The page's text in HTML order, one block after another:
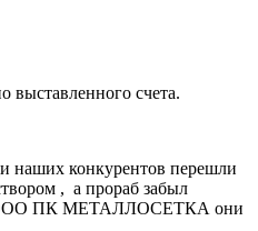
выставленного счета.
наших конкурентов перешли
, а прораб забыл
ООО ПК МЕТАЛЛОСЕТКА они